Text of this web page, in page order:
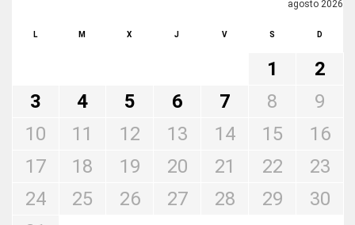
agosto 2026
L M X J V S D
1
2
3
4 5 6 7 8
9
10
11 12 13 14 15
16
17
18 19 20 21 22
23
24
25 26 27 28 29
30